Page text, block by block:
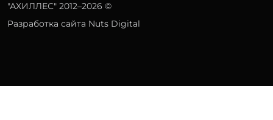
"АХИЛЛЕС" 2012–2026 ©
Разработка сайта Nuts Digital